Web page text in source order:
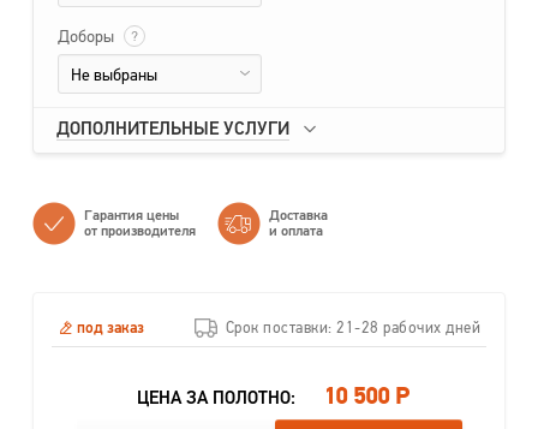
Доборы ?
Не выбраны
ДОПОЛНИТЕЛЬНЫЕ УСЛУГИ
Гарантия цены
от производителя
Доставка
и оплата
под заказ Срок поставки: 21-28 рабочих дней
ЦЕНА ЗА ПОЛОТНО: 10 500 Р